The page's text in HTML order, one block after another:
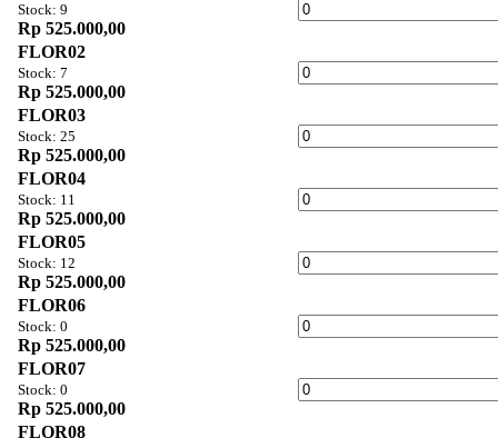
Stock: 9
Rp 525.000,00
FLOR02
Stock: 7
Rp 525.000,00
FLOR03
Stock: 25
Rp 525.000,00
FLOR04
Stock: 11
Rp 525.000,00
FLOR05
Stock: 12
Rp 525.000,00
FLOR06
Stock: 0
Rp 525.000,00
FLOR07
Stock: 0
Rp 525.000,00
FLOR08